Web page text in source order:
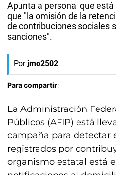
Apunta a personal que está
que "la omisión de la
de contribuciones sociales
sanciones".
Por jmo2502
Para compartir:
La Administración
Públicos (AFIP) está
campaña para detectar
registrados por
organismo estatal está